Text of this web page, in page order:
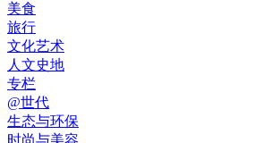
美食
旅行
文化艺术
人文史地
专栏
@世代
生态与环保
时尚与美容